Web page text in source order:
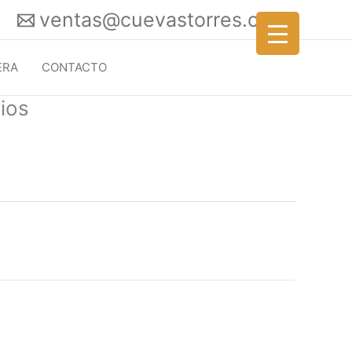
ventas@cuevastorres.com
CONTACTO